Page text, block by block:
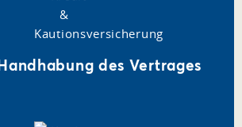
des Vertrages